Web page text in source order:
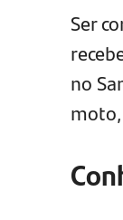
Ser
no